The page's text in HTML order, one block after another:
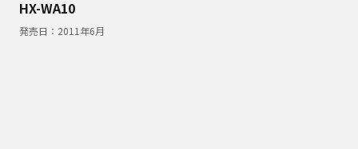
HX-WA10
発売日： 2011年6月